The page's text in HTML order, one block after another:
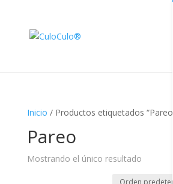
Inicio / Productos etiquetados “Pareo”
Pareo
Mostrando el único resultado